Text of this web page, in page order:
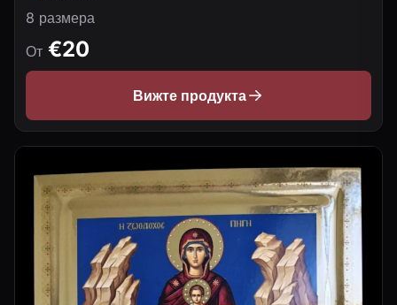
8 размера
От €20
Вижте продукта